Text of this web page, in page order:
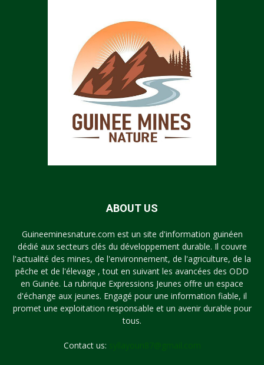
ABOUT US
Guineeminesnature.com est un site d'information guinéen
dédié aux secteurs clés du développement durable. Il couvre
l'actualité des mines, de l'environnement, de l'agriculture, de la
pêche et de l'élevage , tout en suivant les avancées des ODD
en Guinée. La rubrique Expressions Jeunes offre un espace
d'échange aux jeunes. Engagé pour une information fiable, il
promet une exploitation responsable et un avenir durable pour
tous.
Contact us: